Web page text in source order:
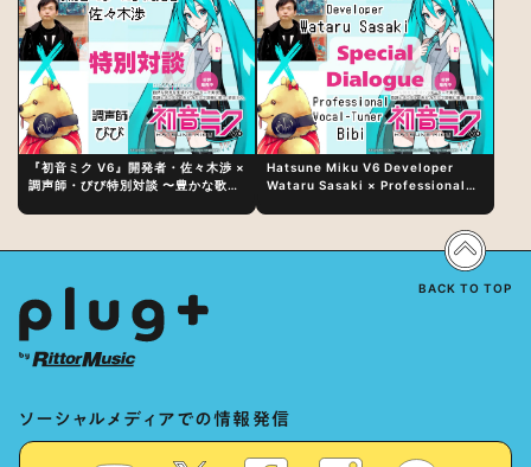
『初音ミク V6』開発者・佐々木渉 ×
調声師・びび特別対談 〜豊かな歌声
Hatsune Miku V6 Developer
Wataru Sasaki × Professional
Vocal Expression Lies in “Love
for the singing characters” and
ソーシャルメディアでの情報発信
BACK TO TOP